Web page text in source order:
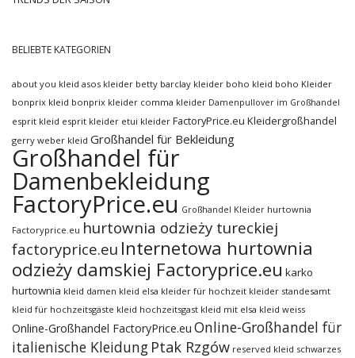
BELIEBTE KATEGORIEN
about you kleid asos kleider betty barclay kleider boho kleid boho Kleider
bonprix kleid bonprix kleider comma kleider Damenpullover im Großhandel
esprit kleid esprit kleider etui kleider FactoryPrice.eu Kleidergroßhandel
gerry weber kleid Großhandel für Bekleidung
Großhandel für
Damenbekleidung
FactoryPrice.eu Großhandel Kleider hurtownia
Factoryprice.eu hurtownia odzieży tureckiej
factoryprice.eu Internetowa hurtownia
odzieży damskiej Factoryprice.eu karko
hurtownia kleid damen kleid elsa kleider für hochzeit kleider standesamt
kleid für hochzeitsgäste kleid hochzeitsgast kleid mit elsa kleid weiss
Online-Großhandel FactoryPrice.eu Online-Großhandel für
italienische Kleidung Ptak Rzgów reserved kleid schwarzes